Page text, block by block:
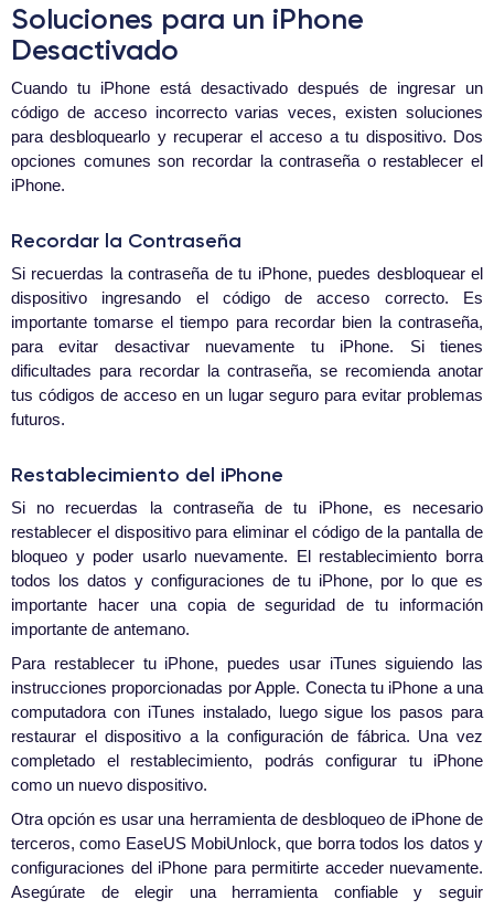
Soluciones para un iPhone
Desactivado
Cuando tu iPhone está desactivado después de ingresar un
código de acceso incorrecto varias veces, existen soluciones
para desbloquearlo y recuperar el acceso a tu dispositivo. Dos
opciones comunes son recordar la contraseña o restablecer el
iPhone.
Recordar la Contraseña
Si recuerdas la contraseña de tu iPhone, puedes desbloquear el
dispositivo ingresando el código de acceso correcto. Es
importante tomarse el tiempo para recordar bien la contraseña,
para evitar desactivar nuevamente tu iPhone. Si tienes
dificultades para recordar la contraseña, se recomienda anotar
tus códigos de acceso en un lugar seguro para evitar problemas
futuros.
Restablecimiento del iPhone
Si no recuerdas la contraseña de tu iPhone, es necesario
restablecer el dispositivo para eliminar el código de la pantalla de
bloqueo y poder usarlo nuevamente. El restablecimiento borra
todos los datos y configuraciones de tu iPhone, por lo que es
importante hacer una copia de seguridad de tu información
importante de antemano.
Para restablecer tu iPhone, puedes usar iTunes siguiendo las
instrucciones proporcionadas por Apple. Conecta tu iPhone a una
computadora con iTunes instalado, luego sigue los pasos para
restaurar el dispositivo a la configuración de fábrica. Una vez
completado el restablecimiento, podrás configurar tu iPhone
como un nuevo dispositivo.
Otra opción es usar una herramienta de desbloqueo de iPhone de
terceros, como EaseUS MobiUnlock, que borra todos los datos y
configuraciones del iPhone para permitirte acceder nuevamente.
Asegúrate de elegir una herramienta confiable y seguir